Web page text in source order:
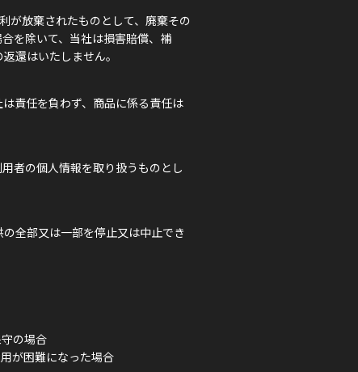
が放棄されたものとして、廃棄その
を除いて、当社は損害賠償、補
還はいたしません。
責任を負わず、商品に係る責任は
者の個人情報を取り扱うものとし
全部又は一部を停止又は中止でき
の場合
が困難になった場合